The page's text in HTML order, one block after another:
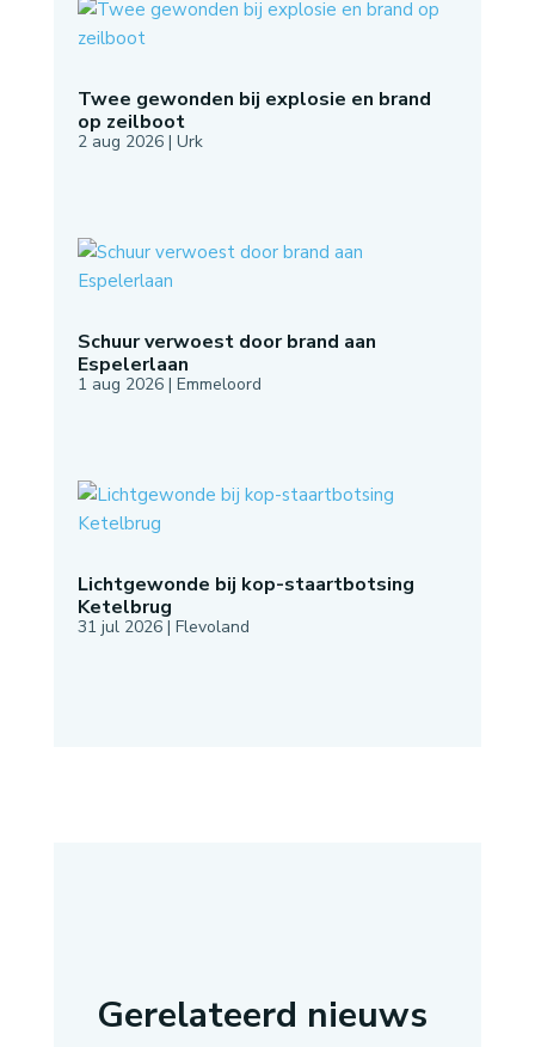
Twee gewonden bij explosie en brand
op zeilboot
2 aug 2026| Urk
Schuur verwoest door brand aan
Espelerlaan
1 aug 2026| Emmeloord
Lichtgewonde bij kop-staartbotsing
Ketelbrug
31 jul 2026| Flevoland
Gerelateerd nieuws